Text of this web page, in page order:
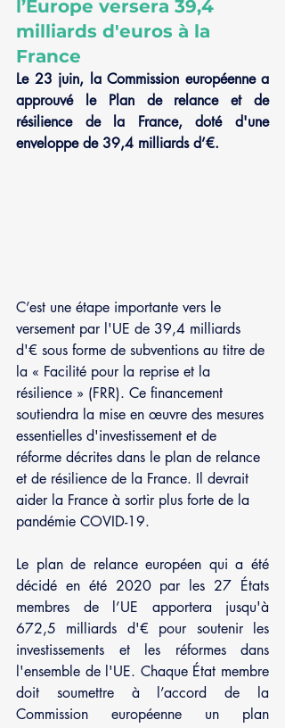
l’Europe versera 39,4
milliards d'euros à la
France
Le 23 juin, la Commission européenne a
approuvé le Plan de relance et de
résilience de la France, doté d'une
enveloppe de 39,4 milliards d’€.
C’est une étape importante vers le
versement par l'UE de 39,4 milliards
d'€ sous forme de subventions au titre de
la « Facilité pour la reprise et la
résilience » (FRR). Ce financement
soutiendra la mise en œuvre des mesures
essentielles d'investissement et de
réforme décrites dans le plan de relance
et de résilience de la France. Il devrait
aider la France à sortir plus forte de la
pandémie COVID-19.
Le plan de relance européen qui a été
décidé en été 2020 par les 27 États
membres de l’UE apportera jusqu'à
672,5 milliards d'€ pour soutenir les
investissements et les réformes dans
l'ensemble de l'UE. Chaque État membre
doit soumettre à l’accord de la
Commission européenne un plan